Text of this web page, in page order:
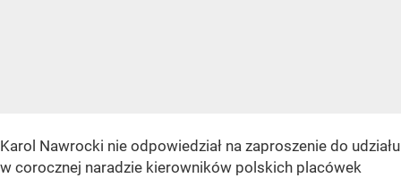
Karol Nawrocki nie odpowiedział na zaproszenie do udziału
w corocznej naradzie kierowników polskich placówek